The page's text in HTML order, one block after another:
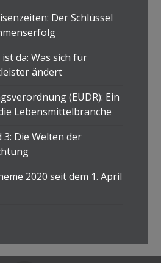
Der Schlüssel
ist da: Was sich für
ändert
(EUDR): Ein
Lebensmittelbranche
3: Die Welten der
2020 seit dem 1. April